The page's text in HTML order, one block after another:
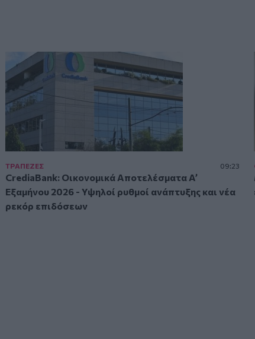
ΤΡAΠΕΖΕΣ 09:23
CrediaBank: Οικονομικά Αποτελέσματα A’
Εξαμήνου 2026 - Υψηλοί ρυθμοί ανάπτυξης και νέα
ρεκόρ επιδόσεων